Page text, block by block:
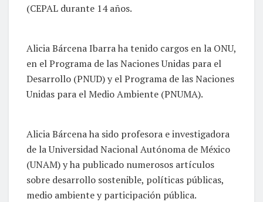
(CEPAL durante 14 años.
Alicia Bárcena Ibarra ha tenido cargos en la ONU,
en el Programa de las Naciones Unidas para el
Desarrollo (PNUD) y el Programa de las Naciones
Unidas para el Medio Ambiente (PNUMA).
Alicia Bárcena ha sido profesora e investigadora
de la Universidad Nacional Autónoma de México
(UNAM) y ha publicado numerosos artículos
sobre desarrollo sostenible, políticas públicas,
medio ambiente y participación pública.